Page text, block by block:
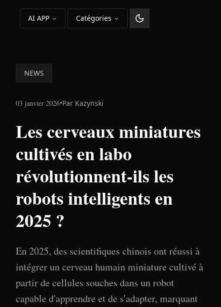
AI APP Catégories
Changer le thème
NEWS
03 janvier 2026•Par Kazynski
Les cerveaux miniatures
cultivés en labo
révolutionnent-ils les
robots intelligents en
2025 ?
En 2025, des scientifiques chinois ont réussi à
intégrer un cerveau humain miniature cultivé à
partir de cellules souches dans un robot
capable d'apprendre et de s'adapter, marquant